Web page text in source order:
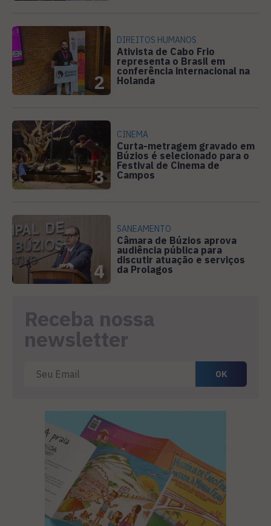
2
DIREITOS HUMANOS
Ativista de Cabo Frio
representa o Brasil em
conferência internacional na
Holanda
3
CINEMA
Curta-metragem gravado em
Búzios é selecionado para o
Festival de Cinema de
Campos
4
SANEAMENTO
Câmara de Búzios aprova
audiência pública para
discutir atuação e serviços
da Prolagos
Receba nossa
newsletter